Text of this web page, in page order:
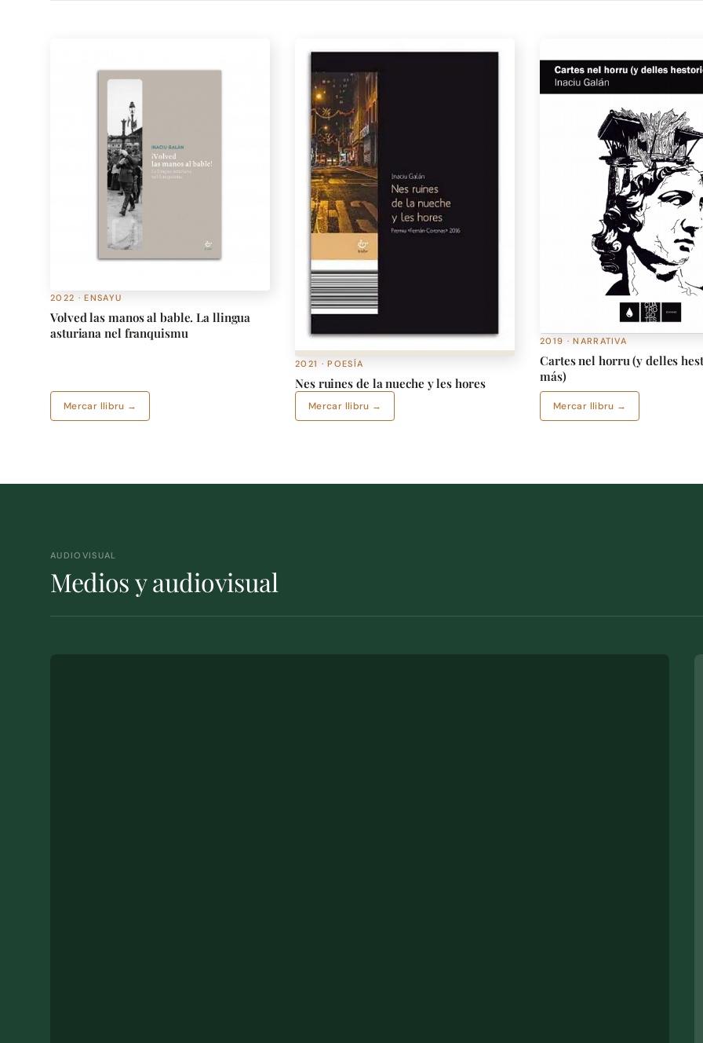
2022 · ENSAYU
Volved las manos al bable. La llingua
asturiana nel franquismu
Mercar llibru →
2021 · POESÍA
Nes ruines de la nueche y les hores
Mercar llibru →
2019 · NARRATIVA
Cartes nel horru (y delles
más)
Mercar llibru →
AUDIOVISUAL
Medios y audiovisual